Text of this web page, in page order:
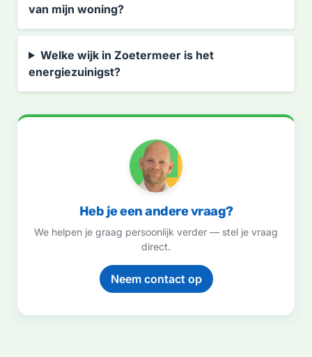
van mijn woning?
Welke wijk in Zoetermeer is het
energiezuinigst?
Heb je een andere vraag?
We helpen je graag persoonlijk verder — stel je vraag
direct.
Neem contact op